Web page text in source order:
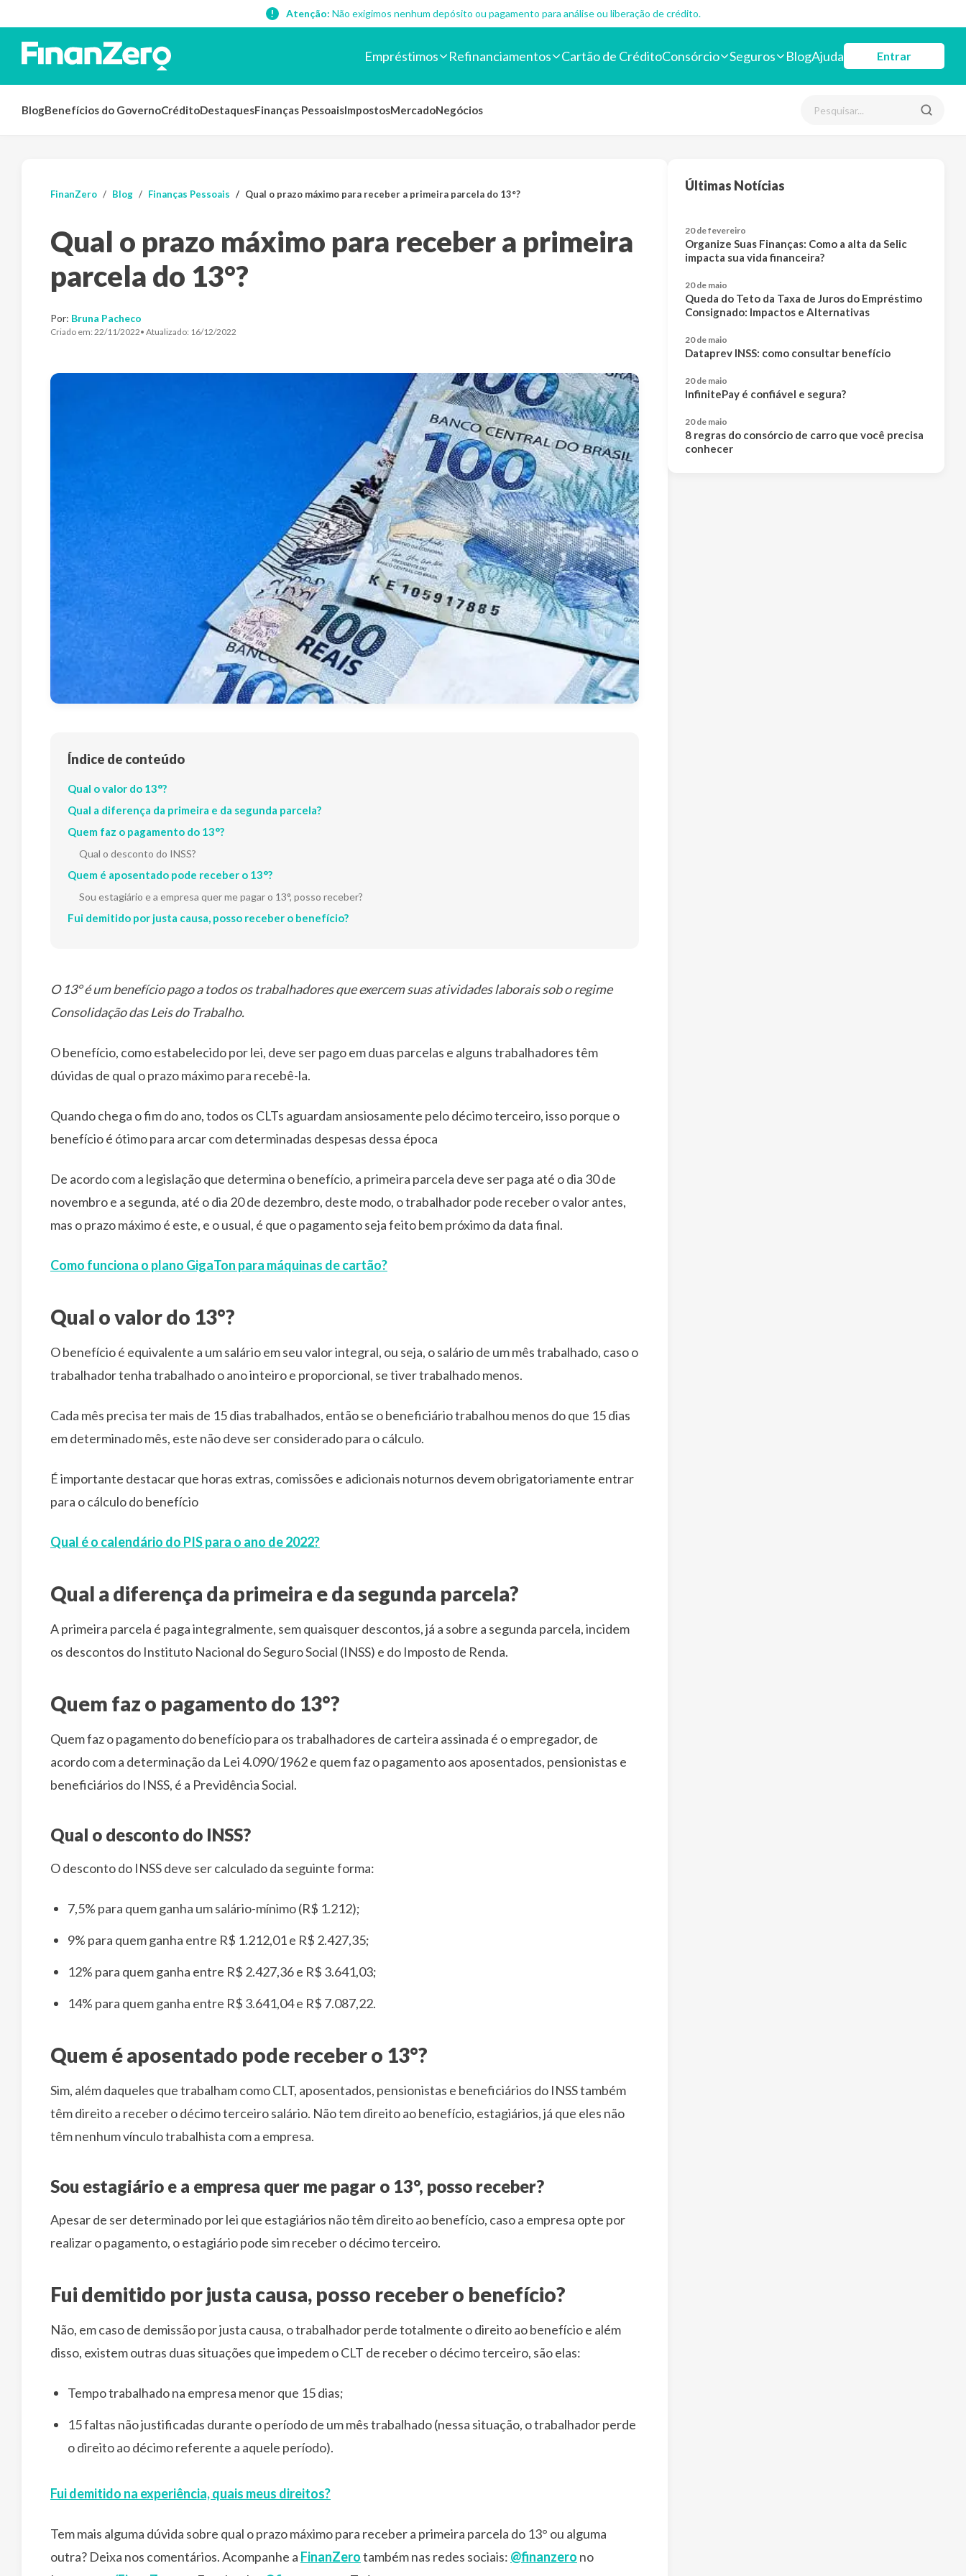
Atenção: Não exigimos nenhum depósito ou pagamento para análise ou liberação de crédito.
Empréstimos Refinanciamentos Cartão de CréditoConsórcio Seguros BlogAjuda Entrar
BlogBenefícios do GovernoCréditoDestaquesFinanças PessoaisImpostosMercadoNegócios
FinanZero Blog Finanças Pessoais Qual o prazo máximo para receber a primeira parcela do 13°?
Qual o prazo máximo para receber a primeira
parcela do 13°?
Por: Bruna Pacheco
Criado em: 22/11/2022• Atualizado: 16/12/2022
Índice de conteúdo
Qual o valor do 13°?
Qual a diferença da primeira e da segunda parcela?
Quem faz o pagamento do 13°?
Qual o desconto do INSS?
Quem é aposentado pode receber o 13°?
Sou estagiário e a empresa quer me pagar o 13°, posso receber?
Fui demitido por justa causa, posso receber o benefício?
O 13° é um benefício pago a todos os trabalhadores que exercem suas atividades laborais sob o regime
Consolidação das Leis do Trabalho.
O benefício, como estabelecido por lei, deve ser pago em duas parcelas e alguns trabalhadores têm
dúvidas de qual o prazo máximo para recebê-la.
Quando chega o fim do ano, todos os CLTs aguardam ansiosamente pelo décimo terceiro, isso porque o
benefício é ótimo para arcar com determinadas despesas dessa época
De acordo com a legislação que determina o benefício, a primeira parcela deve ser paga até o dia 30 de
novembro e a segunda, até o dia 20 de dezembro, deste modo, o trabalhador pode receber o valor antes,
mas o prazo máximo é este, e o usual, é que o pagamento seja feito bem próximo da data final.
Como funciona o plano GigaTon para máquinas de cartão?
Qual o valor do 13°?
O benefício é equivalente a um salário em seu valor integral, ou seja, o salário de um mês trabalhado, caso o
trabalhador tenha trabalhado o ano inteiro e proporcional, se tiver trabalhado menos.
Cada mês precisa ter mais de 15 dias trabalhados, então se o beneficiário trabalhou menos do que 15 dias
em determinado mês, este não deve ser considerado para o cálculo.
É importante destacar que horas extras, comissões e adicionais noturnos devem obrigatoriamente entrar
para o cálculo do benefício
Qual é o calendário do PIS para o ano de 2022?
Qual a diferença da primeira e da segunda parcela?
A primeira parcela é paga integralmente, sem quaisquer descontos, já a sobre a segunda parcela, incidem
os descontos do Instituto Nacional do Seguro Social (INSS) e do Imposto de Renda.
Quem faz o pagamento do 13°?
Quem faz o pagamento do benefício para os trabalhadores de carteira assinada é o empregador, de
acordo com a determinação da Lei 4.090/1962 e quem faz o pagamento aos aposentados, pensionistas e
beneficiários do INSS, é a Previdência Social.
Qual o desconto do INSS?
O desconto do INSS deve ser calculado da seguinte forma:
7,5% para quem ganha um salário-mínimo (R$ 1.212);
9% para quem ganha entre R$ 1.212,01 e R$ 2.427,35;
12% para quem ganha entre R$ 2.427,36 e R$ 3.641,03;
14% para quem ganha entre R$ 3.641,04 e R$ 7.087,22.
Quem é aposentado pode receber o 13°?
Sim, além daqueles que trabalham como CLT, aposentados, pensionistas e beneficiários do INSS também
têm direito a receber o décimo terceiro salário. Não tem direito ao benefício, estagiários, já que eles não
têm nenhum vínculo trabalhista com a empresa.
Sou estagiário e a empresa quer me pagar o 13°, posso receber?
Apesar de ser determinado por lei que estagiários não têm direito ao benefício, caso a empresa opte por
realizar o pagamento, o estagiário pode sim receber o décimo terceiro.
Fui demitido por justa causa, posso receber o benefício?
Não, em caso de demissão por justa causa, o trabalhador perde totalmente o direito ao benefício e além
disso, existem outras duas situações que impedem o CLT de receber o décimo terceiro, são elas:
Tempo trabalhado na empresa menor que 15 dias;
15 faltas não justificadas durante o período de um mês trabalhado (nessa situação, o trabalhador perde
o direito ao décimo referente a aquele período).
Fui demitido na experiência, quais meus direitos?
Tem mais alguma dúvida sobre qual o prazo máximo para receber a primeira parcela do 13° ou alguma
outra? Deixa nos comentários. Acompanhe a FinanZerotambém nas redes sociais: @finanzero no
Últimas Notícias
20 de fevereiro
Organize Suas Finanças: Como a alta da Selic
impacta sua vida financeira?
20 de maio
Queda do Teto da Taxa de Juros do Empréstimo
Consignado: Impactos e Alternativas
20 de maio
Dataprev INSS: como consultar benefício
20 de maio
InfinitePay é confiável e segura?
20 de maio
8 regras do consórcio de carro que você precisa
conhecer